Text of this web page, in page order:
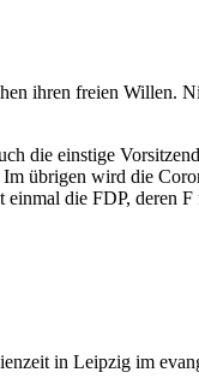
ihren freien Willen.
die einstige
übrigen wird die
die FDP, deren F
in Leipzig im